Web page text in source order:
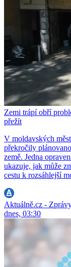
Zemi trápí obří
přežít
V moldavských
překročily
země. Jedna
ukazuje, jak může
cestu k rozsáhlejší
Aktuálně.cz -
dnes, 03:30